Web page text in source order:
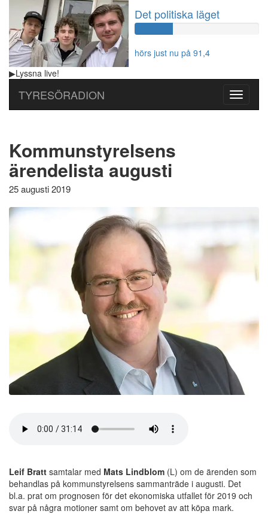
Det politiska läget
hörs just nu på 91,4
▶Lyssna live!
Toggle
TYRESÖRADION
Kommunstyrelsens
ärendelista augusti
25 augusti 2019
Leif Bratt samtalar med Mats Lindblom (L) om de ärenden som
behandlas på kommunstyrelsens sammanträde i augusti. Det
bl.a. prat om prognosen för det ekonomiska utfallet för 2019 och
svar på några motioner samt om behovet av att köpa mark.